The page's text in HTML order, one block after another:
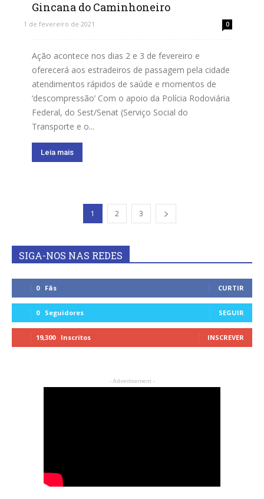
Gincana do Caminhoneiro
1 de fevereiro de 2021 0
Ação acontece nos dias 2 e 3 de fevereiro e
oferecerá aos estradeiros de passagem pela cidade
atendimentos rápidos de saúde e momentos de
‘descompressão’ Com o apoio da Polícia Rodoviária
Federal, do Sest/Senat (Serviço Social do
Transporte e o...
Leia mais
1 2 3
SIGA-NOS NAS REDES
0 Fãs CURTIR
0 Seguidores SEGUIR
19,300 Inscritos INSCREVER
- Advertisement -